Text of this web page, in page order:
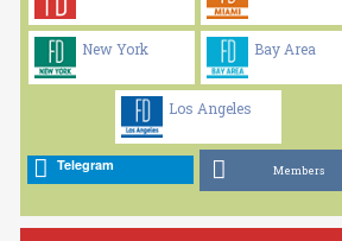
New York Bay Area
Los Angeles
Telegram Members